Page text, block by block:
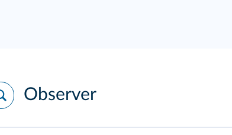
Observer